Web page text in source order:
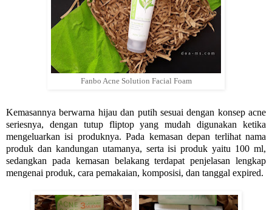
Fanbo Acne Solution Facial Foam
Kemasannya berwarna hijau dan putih sesuai dengan konsep acne
seriesnya, dengan tutup fliptop yang mudah digunakan ketika
mengeluarkan isi produknya. Pada kemasan depan terlihat nama
produk dan kandungan utamanya, serta isi produk yaitu 100 ml,
sedangkan pada kemasan belakang terdapat penjelasan lengkap
mengenai produk, cara pemakaian, komposisi, dan tanggal expired.